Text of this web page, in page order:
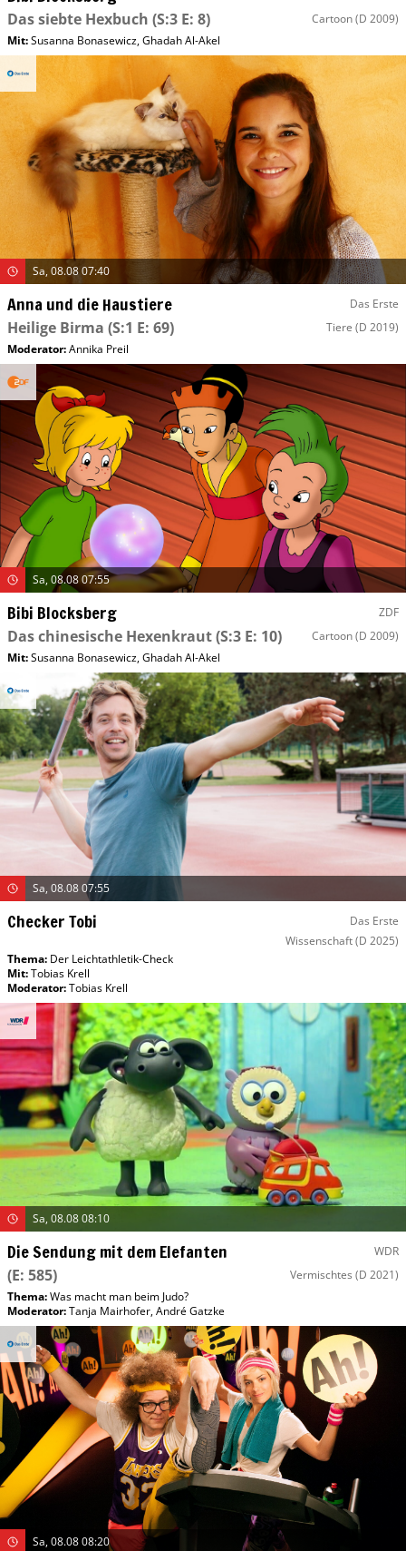
Das siebte Hexbuch (S:3 E: 8) Cartoon(D 2009)
Mit:Susanna Bonasewicz,Ghadah Al-Akel
Sa, 08.08 07:40
Anna und die Haustiere Das Erste
Heilige Birma (S:1 E: 69) Tiere (D 2019)
Moderator:Annika Preil
Sa, 08.08 07:55
Bibi Blocksberg ZDF
Das chinesische Hexenkraut(S:3 E: 10) Cartoon(D 2009)
Mit:Susanna Bonasewicz,Ghadah Al-Akel
Sa, 08.08 07:55
Checker Tobi
Das Erste
Wissenschaft(D 2025)
Thema: Der Leichtathletik-Check
Mit:Tobias Krell
Moderator:Tobias Krell
Sa, 08.08 08:10
Die Sendung mit dem Elefanten WDR
(E: 585) Vermischtes (D 2021)
Thema:Was macht man beim Judo?
Moderator:Tanja Mairhofer,André Gatzke
Sa, 08.08 08:20